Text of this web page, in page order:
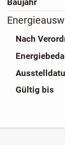
Dieses
Komfort auf
Nach
Gültig bis